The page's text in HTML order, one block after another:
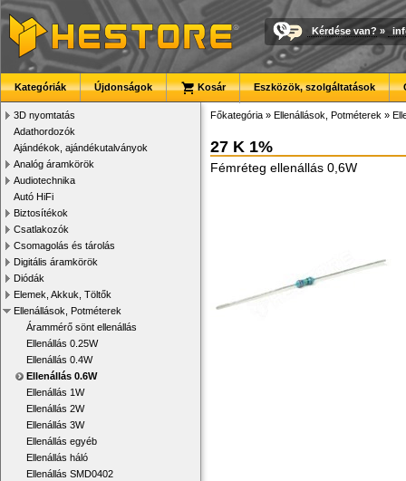
Kérdése van? »
Kategóriák Újdonságok Kosár Eszközök, szolgáltatások
3D nyomtatás
Adathordozók
Ajándékok, ajándékutalványok
Analóg áramkörök
Audiotechnika
Autó HiFi
Biztosítékok
Csatlakozók
Csomagolás és tárolás
Digitális áramkörök
Diódák
Elemek, Akkuk, Töltők
Ellenállások, Potméterek
Árammérő sönt ellenállás
Ellenállás 0.25W
Ellenállás 0.4W
Ellenállás 0.6W
Ellenállás 1W
Ellenállás 2W
Ellenállás 3W
Ellenállás egyéb
Ellenállás háló
Ellenállás SMD0402
Főkategória » Ellenállások, Potméterek »
27 K 1%
Fémréteg ellenállás 0,6W